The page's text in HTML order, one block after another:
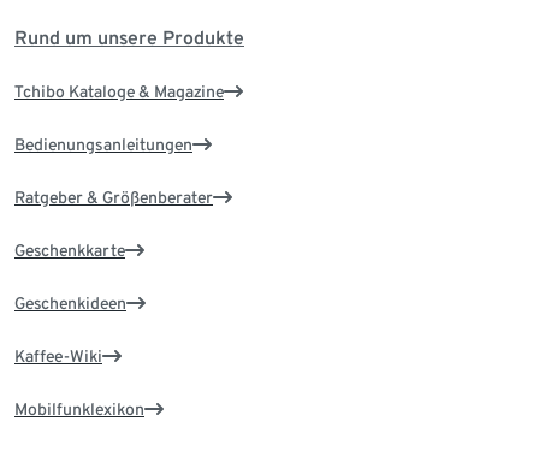
Rund um unsere Produkte
Tchibo Kataloge & Magazine
Bedienungsanleitungen
Ratgeber & Größenberater
Geschenkkarte
Geschenkideen
Kaffee-Wiki
Mobilfunklexikon